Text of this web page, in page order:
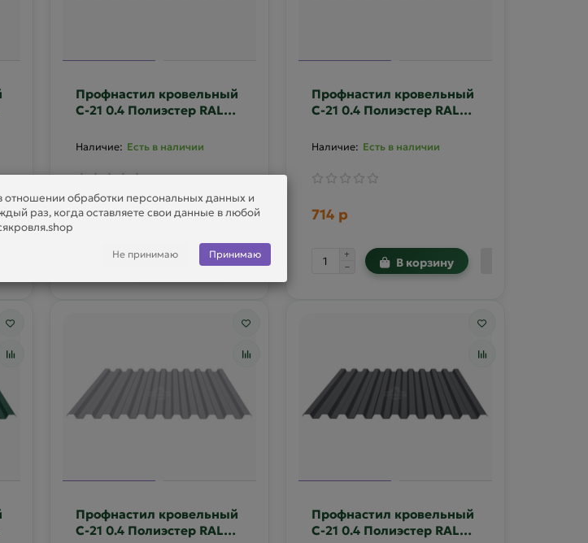
Профнастил кровельный
С-21 0.4 Полиэстер RAL
Есть в наличии
754 р
В корзину
Профнастил кровельный
С-21 0.4 Полиэстер RAL
Есть в наличии
714 р
В корзину
Профнастил кровельный
С-21 0.4 Полиэстер RAL
Профнастил кровельный
С-21 0.4 Полиэстер RAL
отношении обработки персональных данных и
раз, когда оставляете свои данные в любой
Не принимаю Принимаю